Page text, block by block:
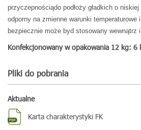
przyczepnościądo podłoży gładkich o
odporny na zmienne warunki temperaturowe
bezpiecznie może byd stosowany wewnątrz
Konfekcjonowany w opakowania 12 kg: 6
Pliki do pobrania
Aktualne
Karta charakterystyki FK